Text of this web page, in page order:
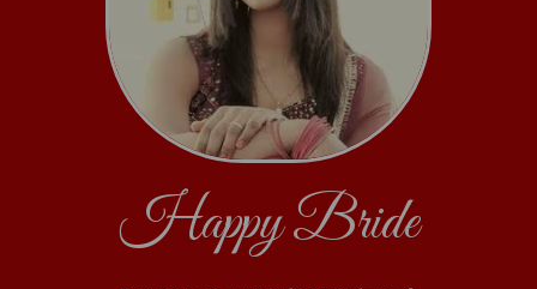
Happy Bride